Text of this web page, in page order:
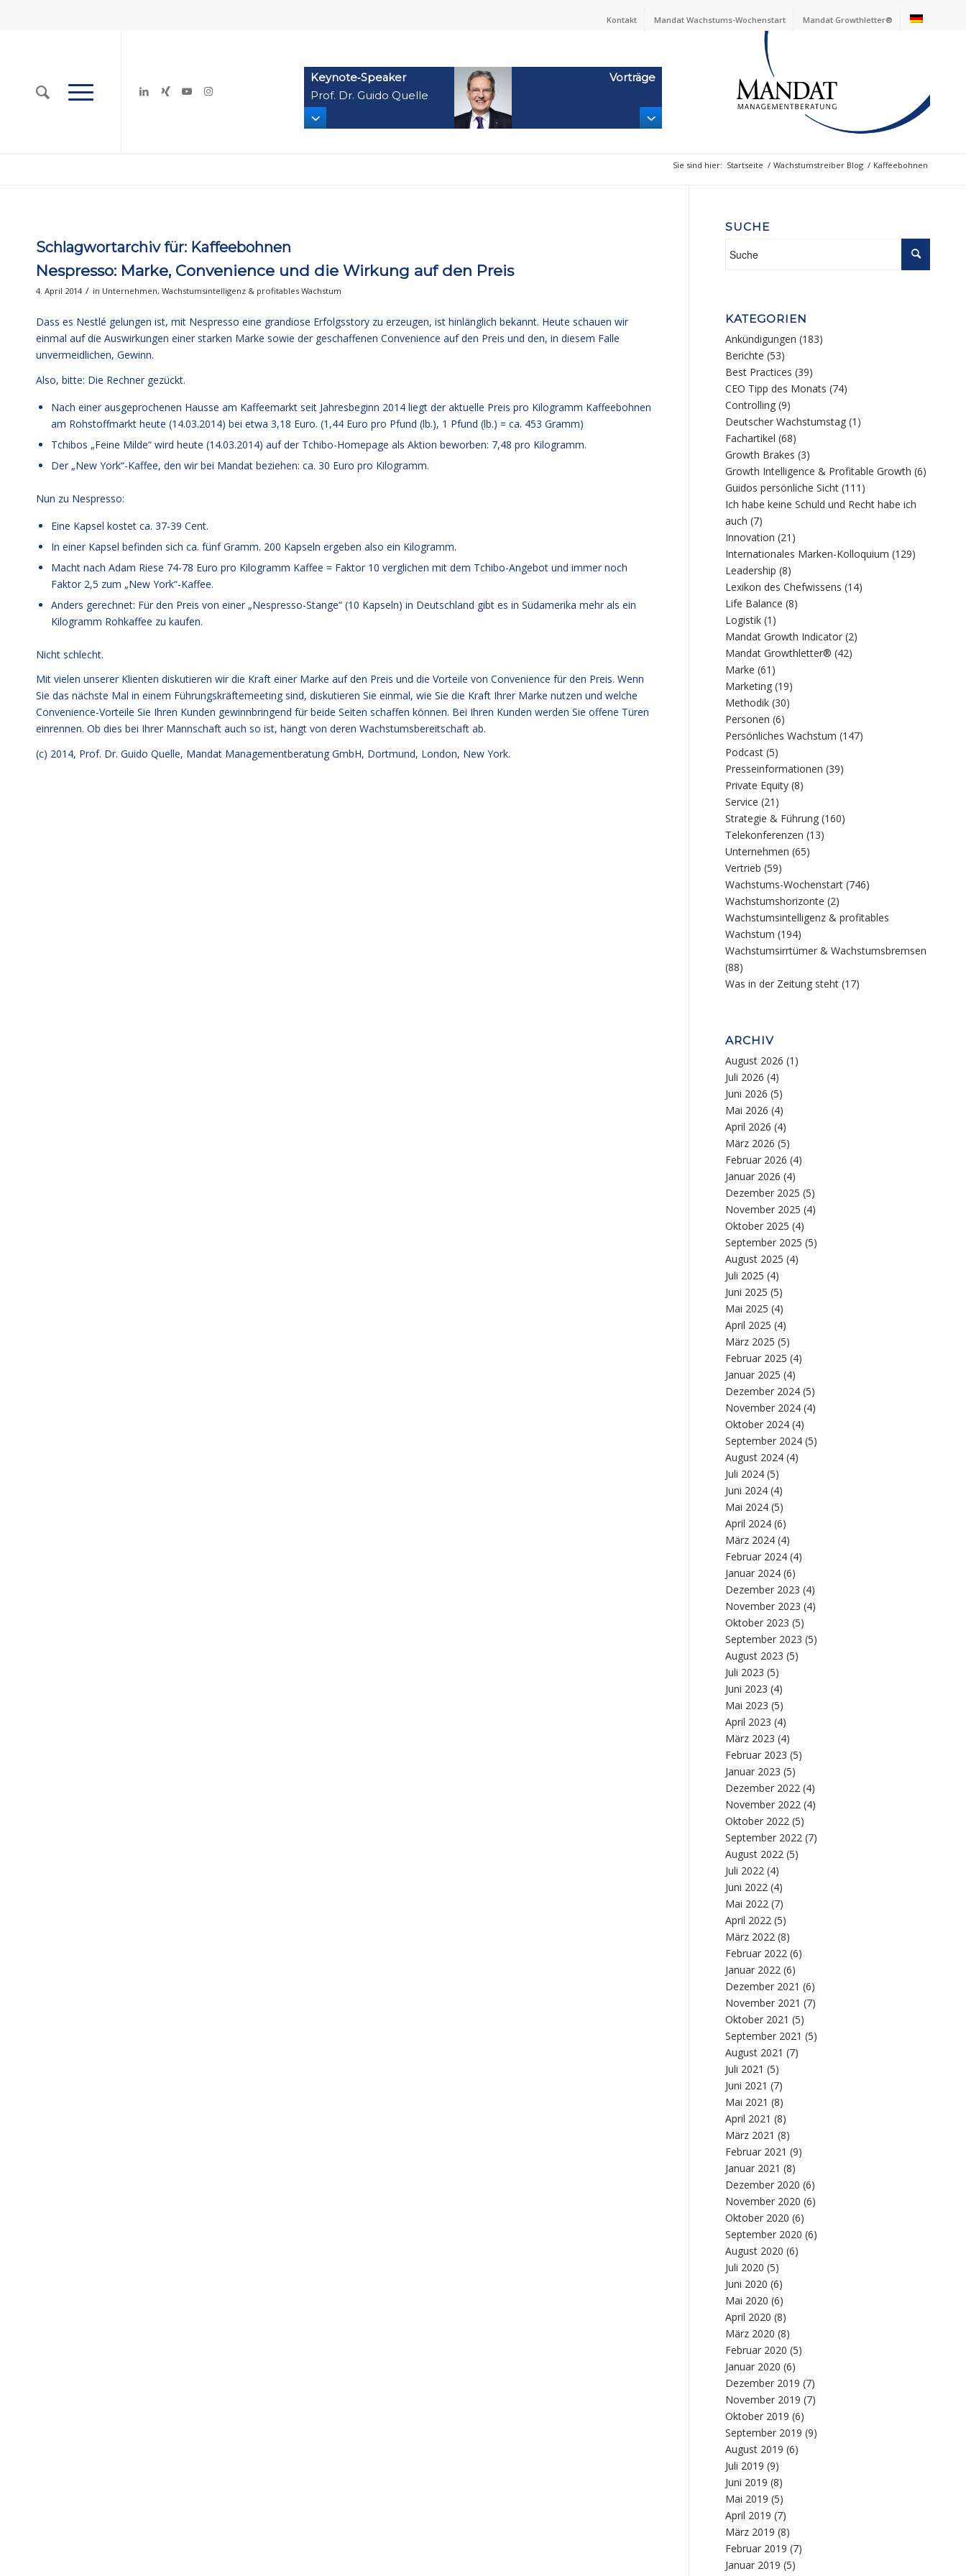
Kontakt Mandat Wachstums-Wochenstart Mandat Growthletter®
Keynote‑Speaker
Prof. Dr. Guido Quelle
Vorträge
Sie sind hier: Startseite / Wachstumstreiber Blog / Kaffeebohnen
Schlagwortarchiv für: Kaffeebohnen
Nespresso: Marke, Convenience und die Wirkung auf den Preis
4. April 2014 / in Unternehmen, Wachstumsintelligenz & profitables Wachstum
Dass es Nestlé gelungen ist, mit Nespresso eine grandiose Erfolgsstory zu erzeugen, ist hinlänglich bekannt. Heute schauen wir
einmal auf die Auswirkungen einer starken Marke sowie der geschaffenen Convenience auf den Preis und den, in diesem Falle
unvermeidlichen, Gewinn.
Also, bitte: Die Rechner gezückt.
Nach einer ausgeprochenen Hausse am Kaffeemarkt seit Jahresbeginn 2014 liegt der aktuelle Preis pro Kilogramm Kaffeebohnen
am Rohstoffmarkt heute (14.03.2014) bei etwa 3,18 Euro. (1,44 Euro pro Pfund (lb.), 1 Pfund (lb.) = ca. 453 Gramm)
Tchibos „Feine Milde“ wird heute (14.03.2014) auf der Tchibo-Homepage als Aktion beworben: 7,48 pro Kilogramm.
Der „New York“-Kaffee, den wir bei Mandat beziehen: ca. 30 Euro pro Kilogramm.
Nun zu Nespresso:
Eine Kapsel kostet ca. 37-39 Cent.
In einer Kapsel befinden sich ca. fünf Gramm. 200 Kapseln ergeben also ein Kilogramm.
Macht nach Adam Riese 74-78 Euro pro Kilogramm Kaffee = Faktor 10 verglichen mit dem Tchibo-Angebot und immer noch
Faktor 2,5 zum „New York“-Kaffee.
Anders gerechnet: Für den Preis von einer „Nespresso-Stange“ (10 Kapseln) in Deutschland gibt es in Südamerika mehr als ein
Kilogramm Rohkaffee zu kaufen.
Nicht schlecht.
Mit vielen unserer Klienten diskutieren wir die Kraft einer Marke auf den Preis und die Vorteile von Convenience für den Preis. Wenn
Sie das nächste Mal in einem Führungskräftemeeting sind, diskutieren Sie einmal, wie Sie die Kraft Ihrer Marke nutzen und welche
Convenience-Vorteile Sie Ihren Kunden gewinnbringend für beide Seiten schaffen können. Bei Ihren Kunden werden Sie offene Türen
einrennen. Ob dies bei Ihrer Mannschaft auch so ist, hängt von deren Wachstumsbereitschaft ab.
(c) 2014, Prof. Dr. Guido Quelle, Mandat Managementberatung GmbH, Dortmund, London, New York.
SUCHE
KATEGORIEN
Ankündigungen (183)
Berichte (53)
Best Practices (39)
CEO Tipp des Monats (74)
Controlling (9)
Deutscher Wachstumstag (1)
Fachartikel (68)
Growth Brakes (3)
Growth Intelligence & Profitable Growth (6)
Guidos persönliche Sicht (111)
Ich habe keine Schuld und Recht habe ich
auch (7)
Innovation (21)
Internationales Marken-Kolloquium (129)
Leadership (8)
Lexikon des Chefwissens (14)
Life Balance (8)
Logistik (1)
Mandat Growth Indicator (2)
Mandat Growthletter® (42)
Marke (61)
Marketing (19)
Methodik (30)
Personen (6)
Persönliches Wachstum (147)
Podcast (5)
Presseinformationen (39)
Private Equity (8)
Service (21)
Strategie & Führung (160)
Telekonferenzen (13)
Unternehmen (65)
Vertrieb (59)
Wachstums-Wochenstart (746)
Wachstumshorizonte (2)
Wachstumsintelligenz & profitables
Wachstum (194)
Wachstumsirrtümer & Wachstumsbremsen
(88)
Was in der Zeitung steht (17)
ARCHIV
August 2026 (1)
Juli 2026 (4)
Juni 2026 (5)
Mai 2026 (4)
April 2026 (4)
März 2026 (5)
Februar 2026 (4)
Januar 2026 (4)
Dezember 2025 (5)
November 2025 (4)
Oktober 2025 (4)
September 2025 (5)
August 2025 (4)
Juli 2025 (4)
Juni 2025 (5)
Mai 2025 (4)
April 2025 (4)
März 2025 (5)
Februar 2025 (4)
Januar 2025 (4)
Dezember 2024 (5)
November 2024 (4)
Oktober 2024 (4)
September 2024 (5)
August 2024 (4)
Juli 2024 (5)
Juni 2024 (4)
Mai 2024 (5)
April 2024 (6)
März 2024 (4)
Februar 2024 (4)
Januar 2024 (6)
Dezember 2023 (4)
November 2023 (4)
Oktober 2023 (5)
September 2023 (5)
August 2023 (5)
Juli 2023 (5)
Juni 2023 (4)
Mai 2023 (5)
April 2023 (4)
März 2023 (4)
Februar 2023 (5)
Januar 2023 (5)
Dezember 2022 (4)
November 2022 (4)
Oktober 2022 (5)
September 2022 (7)
August 2022 (5)
Juli 2022 (4)
Juni 2022 (4)
Mai 2022 (7)
April 2022 (5)
März 2022 (8)
Februar 2022 (6)
Januar 2022 (6)
Dezember 2021 (6)
November 2021 (7)
Oktober 2021 (5)
September 2021 (5)
August 2021 (7)
Juli 2021 (5)
Juni 2021 (7)
Mai 2021 (8)
April 2021 (8)
März 2021 (8)
Februar 2021 (9)
Januar 2021 (8)
Dezember 2020 (6)
November 2020 (6)
Oktober 2020 (6)
September 2020 (6)
August 2020 (6)
Juli 2020 (5)
Juni 2020 (6)
Mai 2020 (6)
April 2020 (8)
März 2020 (8)
Februar 2020 (5)
Januar 2020 (6)
Dezember 2019 (7)
November 2019 (7)
Oktober 2019 (6)
September 2019 (9)
August 2019 (6)
Juli 2019 (9)
Juni 2019 (8)
Mai 2019 (5)
April 2019 (7)
März 2019 (8)
Februar 2019 (7)
Januar 2019 (5)